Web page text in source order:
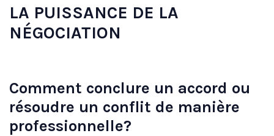
LA PUISSANCE DE LA
NÉGOCIATION
Comment conclure un accord ou
résoudre un conflit de manière
professionnelle?